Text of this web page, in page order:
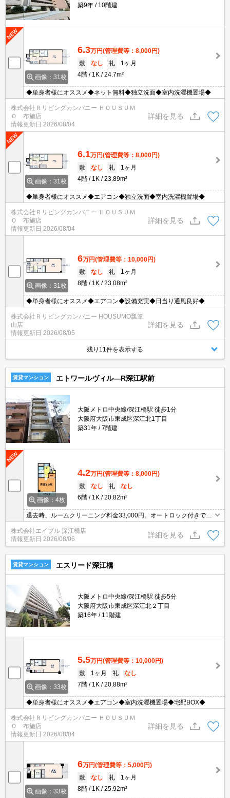
築9年
10階建
画像：31枚
6.3万円(管理費等：8,000円)
敷
なし 礼
1ヶ月
4階
1K 24.7m²
◆単身者様にオススメ◆ネット無料◆独立洗面◆室内洗濯機置場◆
株式会社Ｒリビングカンパニー ＨＯＵＳＵＭ
Ｏ 布施店
情報更新日 2026/08/04
詳細を見る
画像：31枚
6.1万円(管理費等：8,000円)
敷
なし 礼
1ヶ月
4階
1K 23.89m²
◆単身者様にオススメ◆エアコン◆独立洗面◆室内洗濯機置場◆
株式会社Ｒリビングカンパニー ＨＯＵＳＵＭ
Ｏ 布施店
情報更新日 2026/08/04
詳細を見る
画像：31枚
6万円(管理費等：10,000円)
敷
なし 礼
1ヶ月
8階
1K 23.08m²
◆単身者様にオススメ◆エアコン◆設備充実◆日当り通風良好◆
株式会社Ｒリビングカンパニー HOUSUMO瓢箪
山店
情報更新日 2026/08/05
詳細を見る
残り11件を表示する
賃貸マンション エトワールヴィル―R深江駅前
大阪メトロ中央線/深江橋駅 徒歩1分
大阪府大阪市東成区深江北1丁目
築31年
7階建
画像：4枚
4.2万円(管理費等：8,000円)
敷
なし 礼
なし
6階
1K 20.82m²
退去時、ルームクリーニング料金33,000円。オートロック付きで、
一人暮らしも安心。単身ライフするならココ!!。角部屋をお探しの方
に。クローゼットが大きいのも魅力ですね。
株式会社エイブル 深江橋店
情報更新日 2026/08/06
詳細を見る
賃貸マンション エスリード深江橋
大阪メトロ中央線/深江橋駅 徒歩5分
大阪府大阪市東成区深江北２丁目
築16年
11階建
画像：33枚
5.5万円(管理費等：10,000円)
敷
1ヶ月 礼
なし
7階
1K 20.88m²
◆単身者様にオススメ◆エアコン◆室内洗濯機置場◆宅配BOX◆
株式会社Ｒリビングカンパニー ＨＯＵＳＵＭ
Ｏ 布施店
情報更新日 2026/08/04
詳細を見る
画像：33枚
6万円(管理費等：5,000円)
敷
なし 礼
1ヶ月
8階
1K 25.92m²